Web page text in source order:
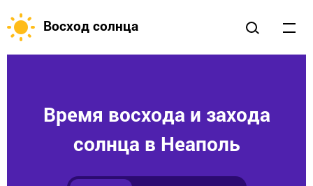
Восход солнца
Время восхода и захода
солнца в Неаполь